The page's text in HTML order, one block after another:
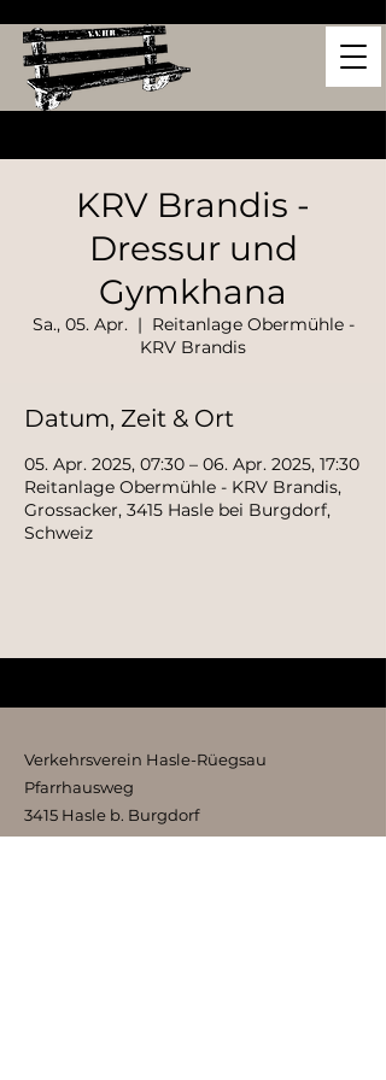
KRV Brandis -
Dressur und
Gymkhana
Sa., 05. Apr.
  |
Reitanlage Obermühle -
KRV Brandis
Datum, Zeit & Ort
05. Apr. 2025, 07:30 – 06. Apr. 2025, 17:30
Reitanlage Obermühle - KRV Brandis,
Grossacker, 3415 Hasle bei Burgdorf,
Schweiz
Verkehrsverein Hasle-Rüegsau
Pfarrhausweg
3415 Hasle b. Burgdorf